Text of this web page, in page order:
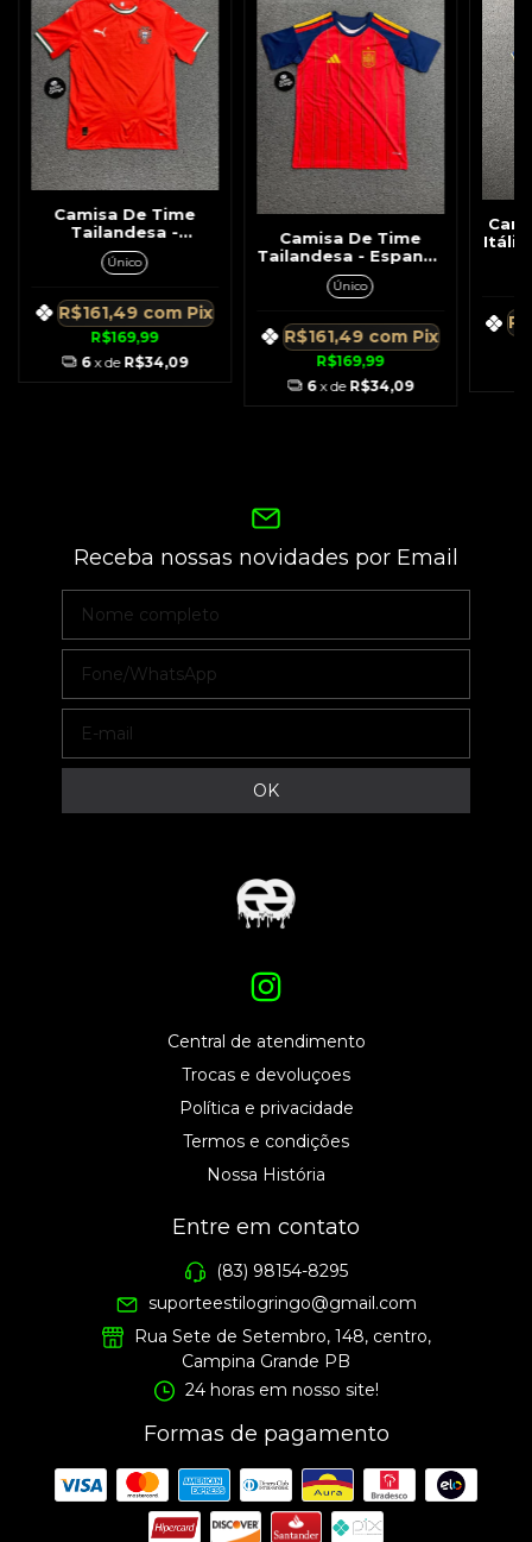
Camisa De Time
Tailandesa -
Portugal Vermelha c/
Detalhe Na Gola
Único
R$169,99
R$161,49 com Pix
6 x de R$34,09
Camisa De Time
Tailandesa - Espanha
Vermelha c/ Azul
Detalhes Ombro
Único
R$169,99
R$161,49 com Pix
6 x de R$34,09
Itália
Receba nossas novidades por Email
Central de atendimento
Trocas e devoluçoes
Política e privacidade
Termos e condições
Nossa História
Entre em contato
(83) 98154-8295
suporteestilogringo@gmail.com
Rua Sete de Setembro, 148, centro,
Campina Grande PB
24 horas em nosso site!
Formas de pagamento